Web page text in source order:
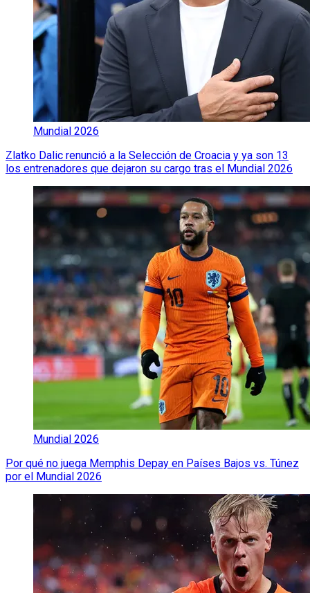
Mundial 2026
Zlatko Dalic renunció a la Selección de Croacia y ya son 13
los entrenadores que dejaron su cargo tras el Mundial 2026
Mundial 2026
Por qué no juega Memphis Depay en Países Bajos vs. Túnez
por el Mundial 2026